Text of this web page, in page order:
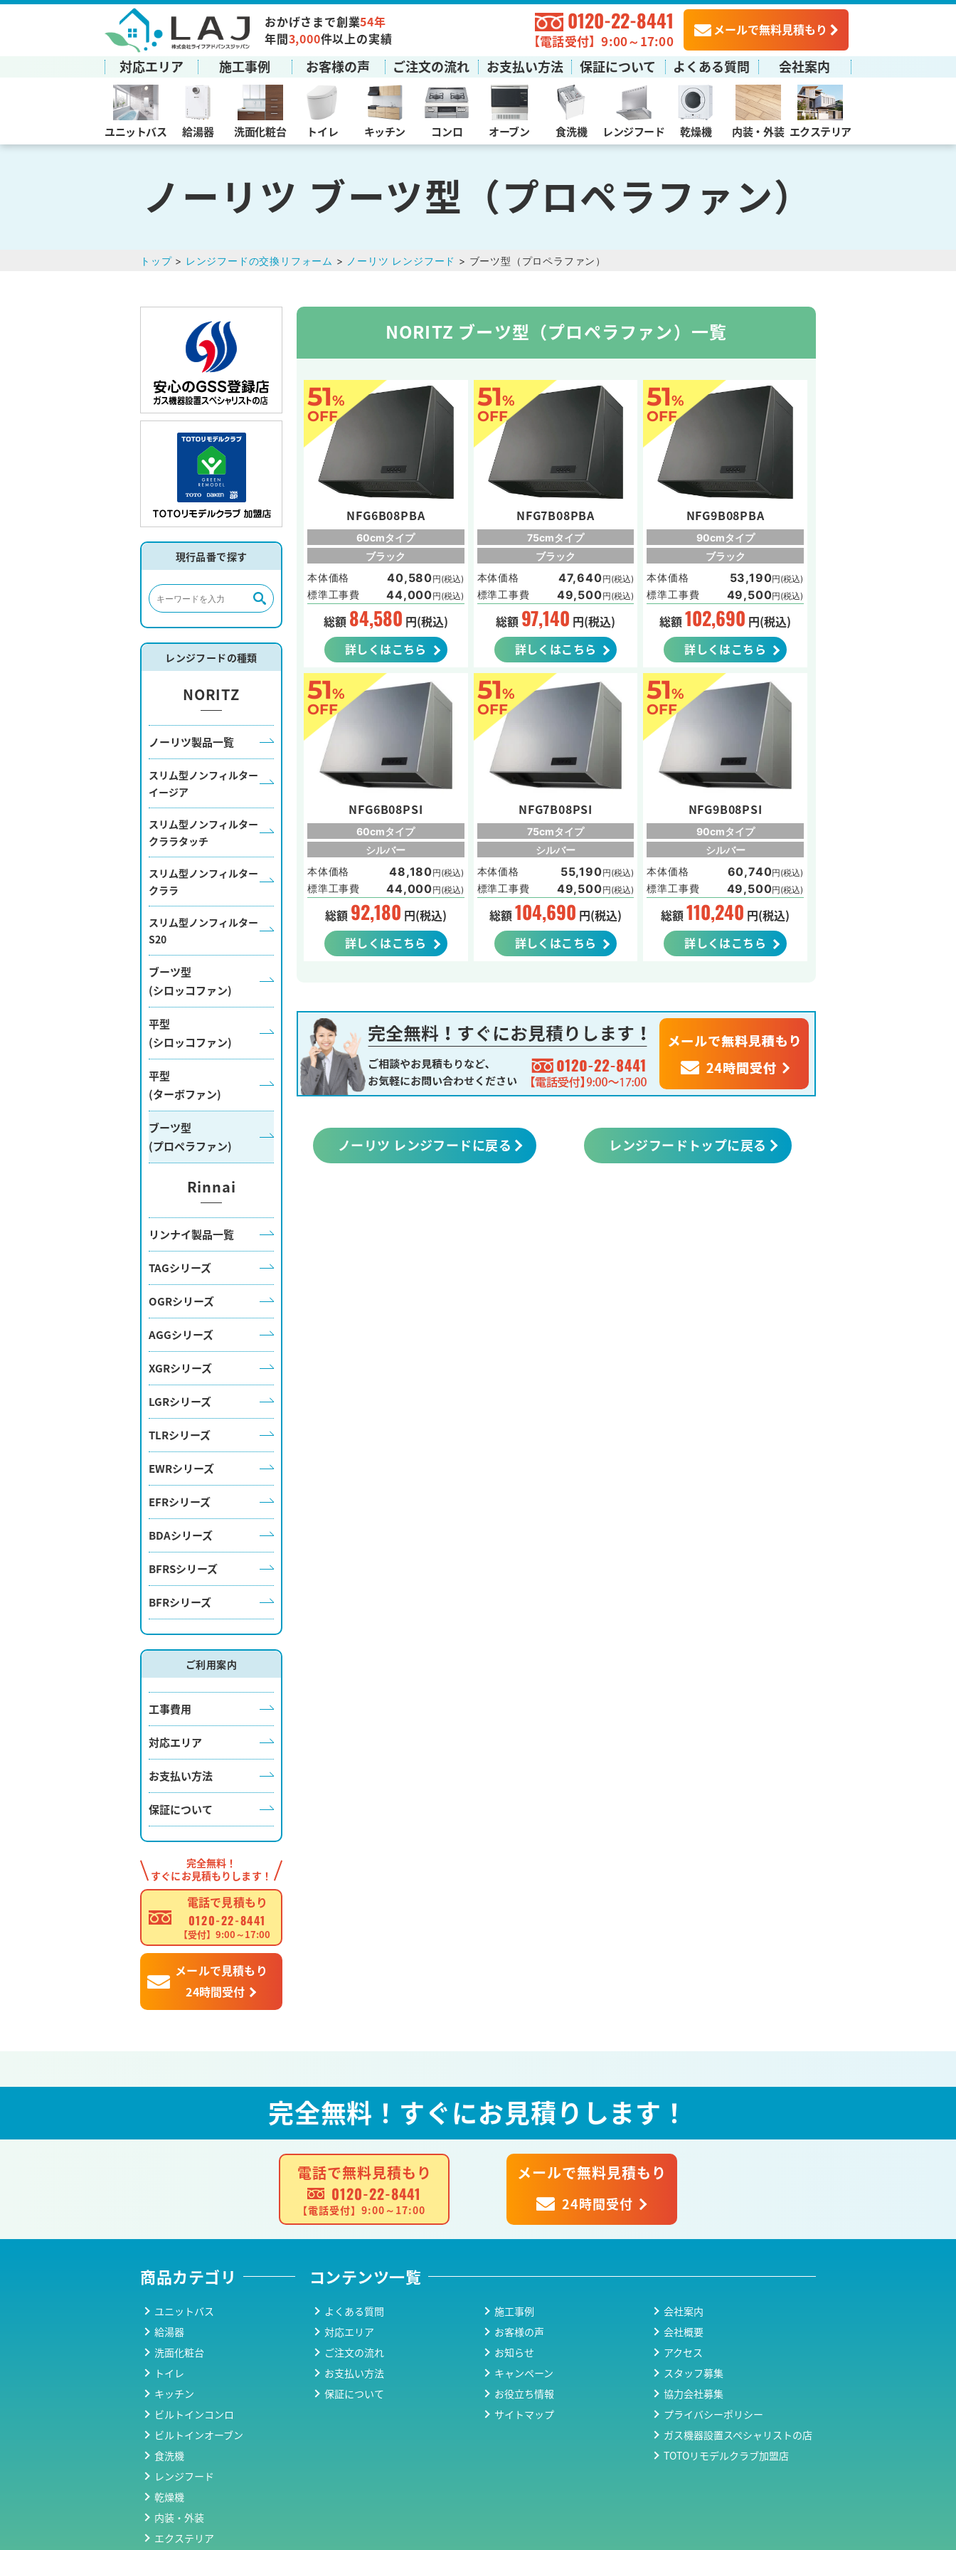
おかげさまで創業54年
年間3,000件以上の実績
0120-22-8441
【電話受付】9:00～17:00
メールで無料見積もり
対応エリア 施工事例 お客様の声 ご注文の流れ お支払い方法 保証について よくある質問 会社案内
ユニットバス 給湯器 洗面化粧台 トイレ キッチン コンロ オーブン 食洗機 レンジフード 乾燥機 内装・外装 エクステリア
ノーリツ ブーツ型（プロペラファン）
トップ> レンジフードの交換リフォーム > ノーリツ レンジフード > ブーツ型（プロペラファン）
現行品番で探す
レンジフードの種類
NORITZ
ノーリツ製品一覧
スリム型ノンフィルター
イージア
スリム型ノンフィルター
クララタッチ
スリム型ノンフィルター
クララ
スリム型ノンフィルター
S20
ブーツ型
(シロッコファン)
平型
(シロッコファン)
平型
(ターボファン)
ブーツ型
(プロペラファン)
Rinnai
リンナイ製品一覧
TAGシリーズ
OGRシリーズ
AGGシリーズ
XGRシリーズ
LGRシリーズ
TLRシリーズ
EWRシリーズ
EFRシリーズ
BDAシリーズ
BFRSシリーズ
BFRシリーズ
ご利用案内
工事費用
対応エリア
お支払い方法
保証について
完全無料！
すぐにお見積もりします！
電話で見積もり
0120-22-8441
【受付】9:00～17:00
メールで見積もり
24時間受付
NORITZ ブーツ型（プロペラファン）一覧
51%
OFF
NFG6B08PBA
60cmタイプ
ブラック
本体価格
40,580円(税込)
標準工事費 44,000円(税込)
総額 84,580 円(税込)
詳しくはこちら
51%
OFF
NFG7B08PBA
75cmタイプ
ブラック
本体価格
47,640円(税込)
標準工事費 49,500円(税込)
総額 97,140 円(税込)
詳しくはこちら
51%
OFF
NFG9B08PBA
90cmタイプ
ブラック
本体価格
53,190円(税込)
標準工事費 49,500円(税込)
総額102,690 円(税込)
詳しくはこちら
51%
OFF
NFG6B08PSI
60cmタイプ
シルバー
本体価格
48,180円(税込)
標準工事費 44,000円(税込)
総額 92,180 円(税込)
詳しくはこちら
51%
OFF
NFG7B08PSI
75cmタイプ
シルバー
本体価格
55,190円(税込)
標準工事費 49,500円(税込)
総額104,690 円(税込)
詳しくはこちら
51%
OFF
NFG9B08PSI
90cmタイプ
シルバー
本体価格
60,740円(税込)
標準工事費 49,500円(税込)
総額110,240 円(税込)
詳しくはこちら
ノーリツ レンジフードに戻る レンジフードトップに戻る
完全無料！ すぐにお見積りします！
電話で無料見積もり
0120-22-8441
【電話受付】9:00～17:00
メールで無料見積もり
24時間受付
商品カテゴリ コンテンツ一覧
ユニットバス
給湯器
洗面化粧台
トイレ
キッチン
ビルトインコンロ
ビルトインオーブン
食洗機
レンジフード
乾燥機
内装・外装
エクステリア
よくある質問
対応エリア
ご注文の流れ
お支払い方法
保証について
施工事例
お客様の声
お知らせ
キャンペーン
お役立ち情報
サイトマップ
会社案内
会社概要
アクセス
スタッフ募集
協力会社募集
プライバシーポリシー
ガス機器設置スペシャリストの店
TOTOリモデルクラブ加盟店